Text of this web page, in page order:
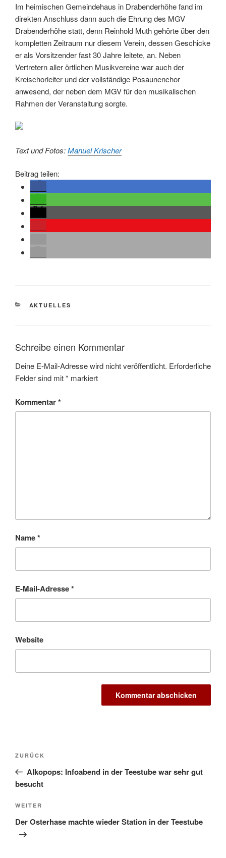
Im heimischen Gemeindehaus in Drabenderhöhe fand im
direkten Anschluss dann auch die Ehrung des MGV
Drabenderhöhe statt, denn Reinhold Muth gehörte über den
kompletten Zeitraum nur diesem Verein, dessen Geschicke
er als Vorsitzender fast 30 Jahre leitete, an. Neben
Vertretern aller örtlichen Musikvereine war auch der
Kreischorleiter und der vollständige Posaunenchor
anwesend, der neben dem MGV für den musikalischen
Rahmen der Veranstaltung sorgte.
Text und Fotos:Manuel Krischer
Beitrag teilen:
KATEGORIEN
AKTUELLES
Schreibe einen Kommentar
Deine E-Mail-Adresse wird nicht veröffentlicht. Erforderliche
Felder sind mit* markiert
Kommentar*
Name*
E-Mail-Adresse*
Website
Beitragsnavigation
Vorheriger
Beitrag
ZURÜCK
Alkopops: Infoabend in der Teestube war sehr gut
besucht
Nächster
Beitrag
WEITER
Der Osterhase machte wieder Station in der Teestube